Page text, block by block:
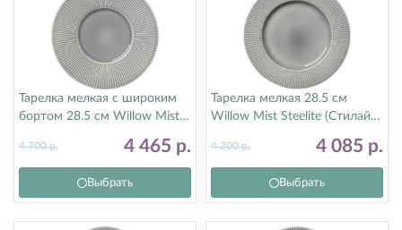
Тарелка мелкая с широким
бортом 28.5 см Willow Mist
4 465 р.
4 700р.
Выбрать
Тарелка мелкая 28.5 см
Willow Mist Steelite (Стилайт)
4 085 р.
4 300р.
Выбрать